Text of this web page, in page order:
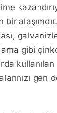
gibi çinko
geri